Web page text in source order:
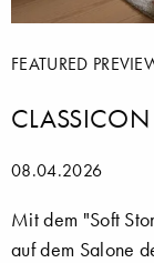
FEATURED
CLASSICON
08.04.2026
Mit dem "Soft
auf dem Salone